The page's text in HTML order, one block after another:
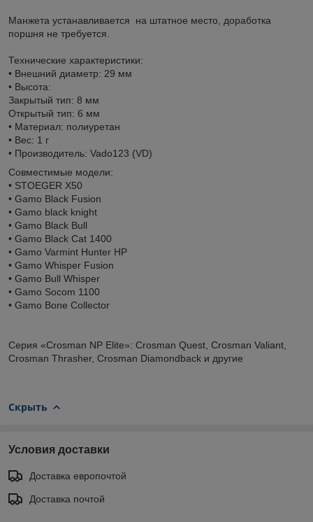
Манжета устанавливается на штатное место, доработка
поршня не требуется.
Технические характеристики:
• Внешний диаметр: 29 мм
• Высота:
Закрытый тип: 8 мм
Открытый тип: 6 мм
• Материал: полиуретан
• Вес: 1 г
• Производитель: Vado123 (VD)
Совместимые модели:
• STOEGER X50
• Gamo Black Fusion
• Gamo black knight
• Gamo Black Bull
• Gamo Black Cat 1400
• Gamo Varmint Hunter HP
• Gamo Whisper Fusion
• Gamo Bull Whisper
• Gamo Socom 1100
• Gamo Bone Collector
Серия «Crosman NP Elite»: Crosman Quest, Crosman Valiant,
Crosman Thrasher, Crosman Diamondback и другие
Скрыть
Условия доставки
Доставка европочтой
Доставка почтой